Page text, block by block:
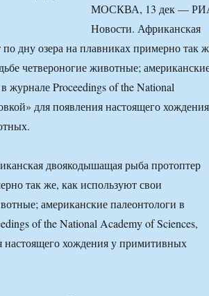
МОСКВА, 13 дек —
Новости. Африканская
дну озера на плавниках примерно так
четвероногие животные;
журнале Proceedings of the National
для появления настоящего
двоякодышащая рыба протоптер
так же, как используют свои
американские палеонтологи в
of the National Academy of Sciences,
настоящего хождения у примитивных